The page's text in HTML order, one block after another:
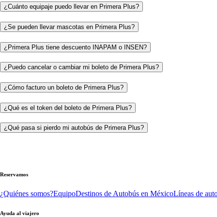
¿Cuánto equipaje puedo llevar en Primera Plus?
¿Se pueden llevar mascotas en Primera Plus?
¿Primera Plus tiene descuento INAPAM o INSEN?
¿Puedo cancelar o cambiar mi boleto de Primera Plus?
¿Cómo facturo un boleto de Primera Plus?
¿Qué es el token del boleto de Primera Plus?
¿Qué pasa si pierdo mi autobús de Primera Plus?
Reservamos
¿Quiénes somos?EquipoDestinos de Autobús en MéxicoLíneas de
Ayuda al viajero